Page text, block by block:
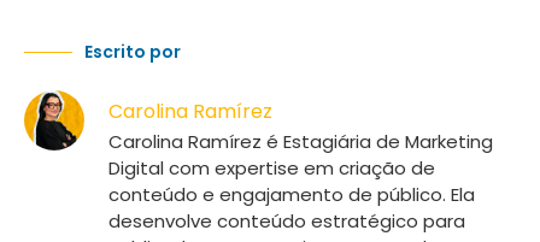
Escrito por
Carolina Ramírez
Carolina Ramírez é Estagiária de Marketing
Digital com expertise em criação de
conteúdo e engajamento de público. Ela
desenvolve conteúdo estratégico para